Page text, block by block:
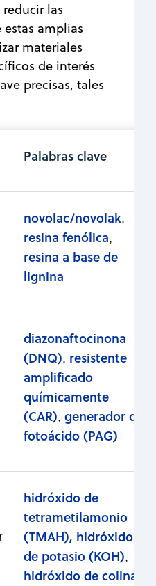
las
amplias
materiales
de interés
precisas, tales
Palabras clave
novolac/novolak,
resina fenólica,
resina a base de
lignina
diazonaftocinona
(DNQ), resistente
amplificado
químicamente
(CAR), generador de
fotoácido (PAG)
hidróxido de
tetrametilamonio
(TMAH), hidróxido
de potasio (KOH),
hidróxido de colina